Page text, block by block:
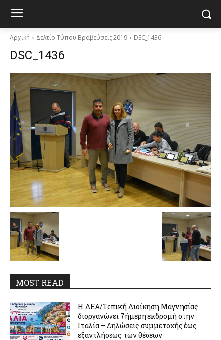
Αρχική Δελτίο Τύπου Βραβεύσεις 2019 DSC_1436
DSC_1436
MOST READ
Η ΔΕΑ/Τοπική Διοίκηση Μαγνησίας
διοργανώνει 7ήμερη εκδρομή στην
Ιταλία – Δηλώσεις συμμετοχής έως
εξαντλήσεως των θέσεων